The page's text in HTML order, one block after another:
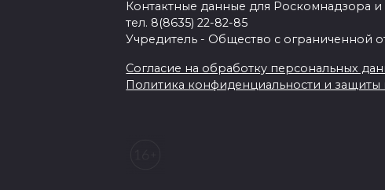
Контактные данные для Роскомнадзора
тел. 8(8635) 22-82-85
Учредитель - Общество с ограниченной
Согласие на обработку персональных
Политика конфиденциальности и